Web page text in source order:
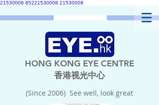
21530008 85221530008 21530008
HONG KONG EYE CENTRE
香港视光中心
(Since 2006) See well, look great